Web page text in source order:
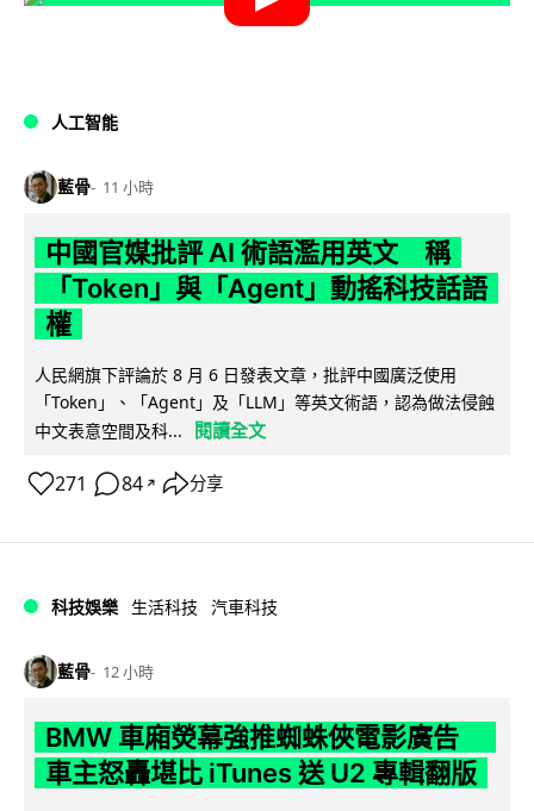
人工智能
藍骨 11 小時
中國官媒批評 AI 術語濫用英文 稱
「Token」與「Agent」動搖科技話語
權
人民網旗下評論於 8 月 6 日發表文章，批評中國廣泛使用
「Token」、「Agent」及「LLM」等英文術語，認為做法侵蝕
中文表意空間及科...
閱讀全文
271 84 ↗ 分享
科技娛樂 生活科技 汽車科技
藍骨 12 小時
BMW 車廂熒幕強推蜘蛛俠電影廣告
車主怒轟堪比 iTunes 送 U2 專輯翻版